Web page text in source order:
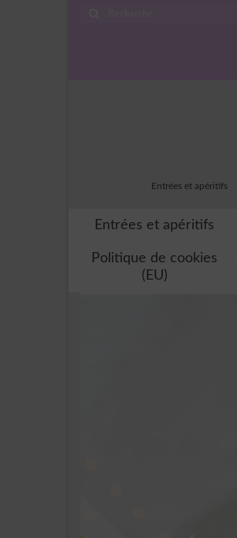
Entrées et apéritifs
Entrées et apéritifs
Politique de cookies
(EU)